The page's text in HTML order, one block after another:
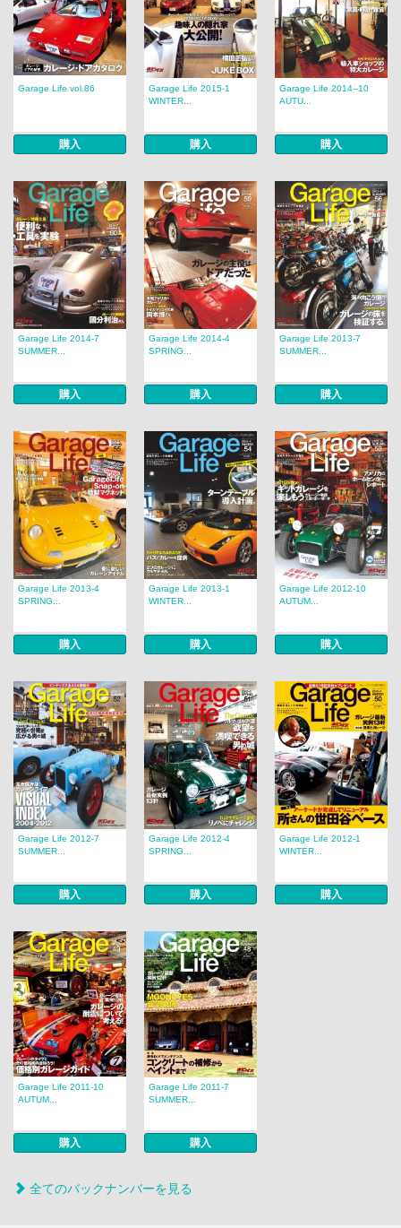
Garage Life vol.86
購入
Garage Life 2015-1
WINTER...
購入
Garage Life 2014--10
AUTU...
購入
Garage Life 2014-7
SUMMER...
購入
Garage Life 2014-4
SPRING...
購入
Garage Life 2013-7
SUMMER...
購入
Garage Life 2013-4
SPRING...
購入
Garage Life 2013-1
WINTER...
購入
Garage Life 2012-10
AUTUM...
購入
Garage Life 2012-7
SUMMER...
購入
Garage Life 2012-4
SPRING...
購入
Garage Life 2012-1
WINTER...
購入
Garage Life 2011-10
AUTUM...
購入
Garage Life 2011-7
SUMMER...
購入
全てのバックナンバーを見る